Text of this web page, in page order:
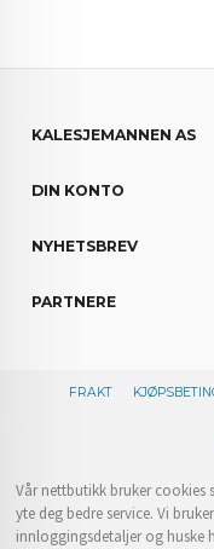
KALESJEMANNEN AS
DIN KONTO
NYHETSBREV
PARTNERE
FRAKT
Vår nettbutikk bruker cookies
yte deg bedre service. Vi
innloggingsdetaljer og huske